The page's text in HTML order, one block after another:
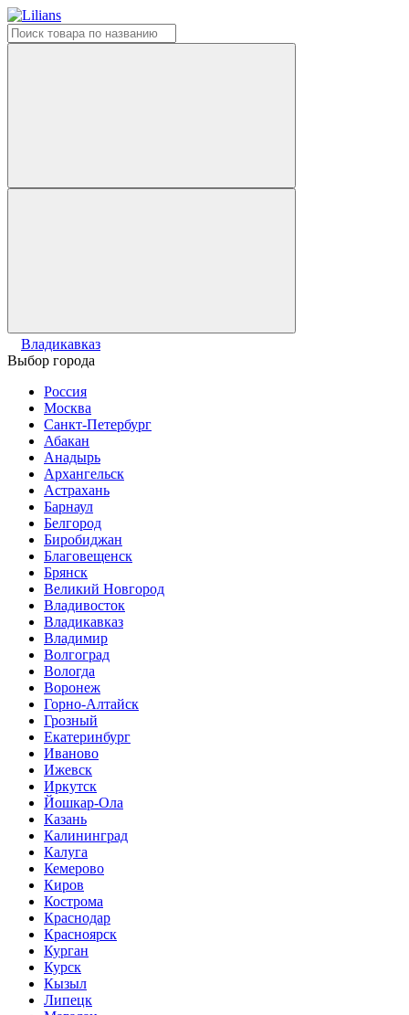
Владикавказ
Выбор города
Россия
Москва
Санкт-Петербург
Абакан
Анадырь
Архангельск
Астрахань
Барнаул
Белгород
Биробиджан
Благовещенск
Брянск
Великий Новгород
Владивосток
Владикавказ
Владимир
Волгоград
Вологда
Воронеж
Горно-Алтайск
Грозный
Екатеринбург
Иваново
Ижевск
Иркутск
Йошкар-Ола
Казань
Калининград
Калуга
Кемерово
Киров
Кострома
Краснодар
Красноярск
Курган
Курск
Кызыл
Липецк